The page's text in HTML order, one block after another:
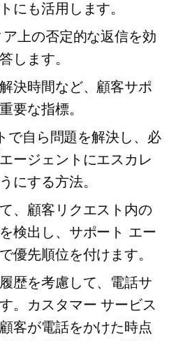
にも活用します。
上の否定的な返信を効
します。
決時間など、顧客サポ
要な指標。
で自ら問題を解決し、必
ージェントにエスカレ
にする方法。
、顧客リクエスト内の
検出し、サポート エー
優先順位を付けます。
歴を考慮して、電話サ
。カスタマー サービス
客が電話をかけた時点